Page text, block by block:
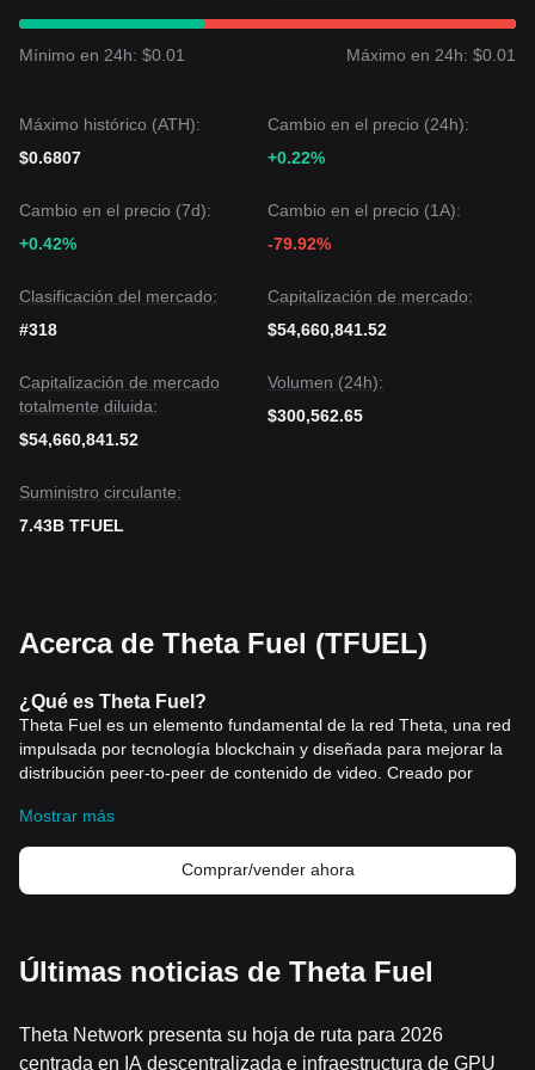
podría llevar a un objetivo de$0.0420.
Consenso del Mercado
una volatilidad menor en el corto plazo, mientras el precio
se mantenga por encima del soporte de
Mínimo en 24h: $0.01 Máximo en 24h: $0.01
Máximo histórico (ATH):
$0.6807
Cambio en el precio (24h):
+0.22%
Cambio en el precio (7d):
+0.42%
Cambio en el precio (1A):
-79.92%
Clasificación del mercado:
#318
Capitalización de mercado:
$54,660,841.52
Capitalización de mercado
totalmente diluida:
$54,660,841.52
Volumen (24h):
$300,562.65
Suministro circulante:
7.43B TFUEL
Acerca de Theta Fuel (TFUEL)
¿Qué es Theta Fuel?
Theta Fuel es un elemento fundamental de la red Theta, una red
impulsada por tecnología blockchain y diseñada para mejorar la
distribución peer-to-peer de contenido de video. Creado por
industria creativa y del gaming, el proyecto ha cosechado una
gran atención y desarrollo. El consejo asesor, formado por
expertos en medios de comunicación, entre ellos los
cofundadores de YouTube y Twitch, ha guiado el proyecto para
operativo del protocolo Theta. Fue presentado por sus
fundadores, Mitch Liu y Jieyi Long, en 2017 como un token de
compartir streams de video o interactuar con smart contracts. El
ecosistema Theta ha atraído inversiones de entidades de
Mostrar más
Comprar/vender ahora
Últimas noticias de Theta Fuel
Theta Network presenta su hoja de ruta para 2026
centrada en IA descentralizada e infraestructura de GPU